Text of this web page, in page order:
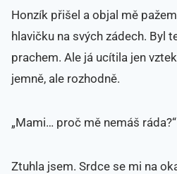
Honzík přišel a objal mě
hlavičku na svých zádech. Byl
prachem. Ale já ucítila jen
jemně, ale rozhodně.
„Mami… proč mě nemáš ráda?“
Ztuhla jsem. Srdce se mi na